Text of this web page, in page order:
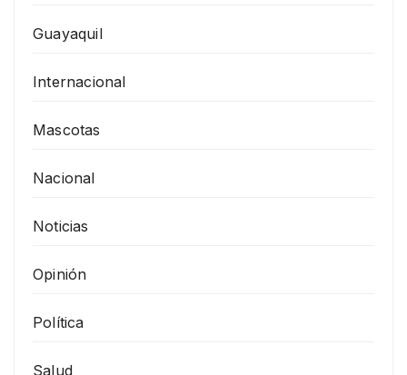
Guayaquil
Internacional
Mascotas
Nacional
Noticias
Opinión
Política
Salud